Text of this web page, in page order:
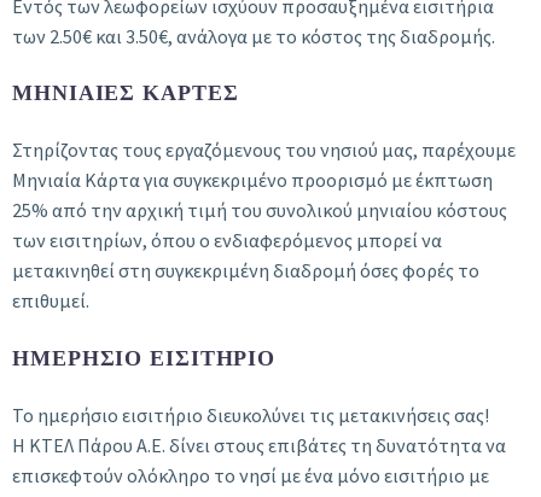
Εντός των λεωφορείων ισχύουν προσαυξημένα εισιτήρια
των 2.50€ και 3.50€, ανάλογα με το κόστος της διαδρομής.
ΜΗΝΙΑΙΕΣ ΚΑΡΤΕΣ
Στηρίζοντας τους εργαζόμενους του νησιού μας, παρέχουμε
Μηνιαία Κάρτα για συγκεκριμένο προορισμό με έκπτωση
25% από την αρχική τιμή του συνολικού μηνιαίου κόστους
των εισιτηρίων, όπου ο ενδιαφερόμενος μπορεί να
μετακινηθεί στη συγκεκριμένη διαδρομή όσες φορές το
επιθυμεί.
ΗΜΕΡΗΣΙΟ ΕΙΣΙΤΗΡΙΟ
Το ημερήσιο εισιτήριο διευκολύνει τις μετακινήσεις σας!
Η ΚΤΕΛ Πάρου Α.Ε. δίνει στους επιβάτες τη δυνατότητα να
επισκεφτούν ολόκληρο το νησί με ένα μόνο εισιτήριο με